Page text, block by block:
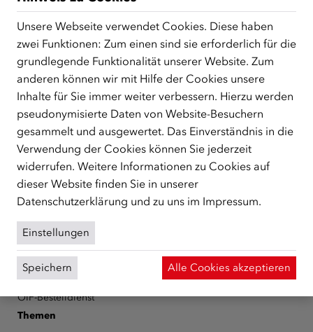
ÜBER UNS
Der Österreichische Integrationsfonds (ÖIF) ist ein Fonds der
Republik Österreich, der Flüchtlinge, subsidiär
Schutzberechtigte, Vertriebene sowie Zuwander/innen als
zentrale Anlaufstelle bei der Integration in Österreich
unterstützt.mehr
FacebookYouTubeInstagramLinkedIn
Über den ÖIF
Der Österreichische Integrationsfonds (ÖIF)
Organigramm
Presse
Informationen erhalten
Karriere
ÖIF-Bestelldienst
Themen
Unsere Webseite verwendet Cookies. Diese haben
zwei Funktionen: Zum einen sind sie erforderlich für die
grundlegende Funktionalität unserer Website. Zum
anderen können wir mit Hilfe der Cookies unsere
Inhalte für Sie immer weiter verbessern. Hierzu werden
pseudonymisierte Daten von Website-Besuchern
gesammelt und ausgewertet. Das Einverständnis in die
Verwendung der Cookies können Sie jederzeit
widerrufen. Weitere Informationen zu Cookies auf
dieser Website finden Sie in unserer
Datenschutzerklärung und zu uns im Impressum.
Einstellungen
Speichern Alle Cookies akzeptieren